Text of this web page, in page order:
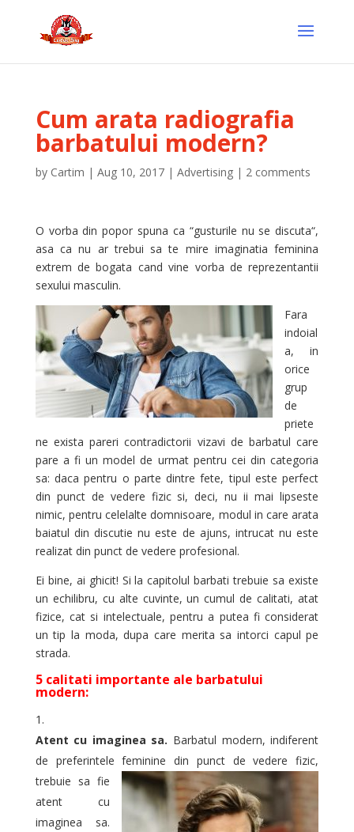
Cum arata radiografia
barbatului modern?
by Cartim | Aug 10, 2017| Advertising| 2 comments
O vorba din popor spuna ca “gusturile nu se discuta“,
asa ca nu ar trebui sa te mire imaginatia feminina
extrem de bogata cand vine vorba de reprezentantii
sexului masculin.
Fara
indoial
a, in
orice
grup
de
priete
ne exista pareri contradictorii vizavi de barbatul care
pare a fi un model de urmat pentru cei din categoria
sa: daca pentru o parte dintre fete, tipul este perfect
din punct de vedere fizic si, deci, nu ii mai lipseste
nimic, pentru celelalte domnisoare, modul in care arata
baiatul din discutie nu este de ajuns, intrucat nu este
realizat din punct de vedere profesional.
Ei bine, ai ghicit! Si la capitolul barbati trebuie sa existe
un echilibru, cu alte cuvinte, un cumul de calitati, atat
fizice, cat si intelectuale, pentru a putea fi considerat
un tip la moda, dupa care merita sa intorci capul pe
strada.
5 calitati importante ale barbatului
modern:
Atent cu imaginea sa. Barbatul modern, indiferent
de preferintele femininedin punct de vedere fizic,
trebuie sa fie
atent cu
imaginea sa.